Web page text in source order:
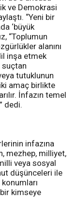
ve Demokrasi
“Yeni bir
‘büyük
“Toplumun
alanını
inşa etmek
suçtan
tutuklunun
amaç birlikte
İnfazın temel
dedi.
infazına
mezhep, milliyet,
veya sosyal
düşünceleri ile
kimseye